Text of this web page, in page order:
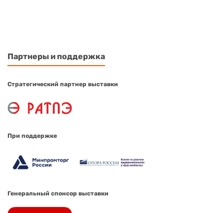
Партнеры и поддержка
Стратегический партнер выставки
При поддержке
Генеральный спонсор выставки